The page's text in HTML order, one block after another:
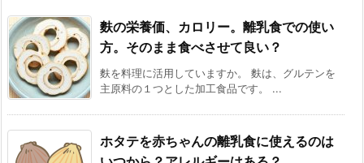
麩の栄養価、カロリー。離乳食での使い
方。そのまま食べさせて良い？
麩を料理に活用していますか。 麩は、グルテンを
主原料の１つとした加工食品です。 ...
ホタテを赤ちゃんの離乳食に使えるのは